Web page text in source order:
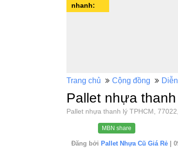
nhanh:
Trang chủ Cộng đồng
Pallet nhựa
Pallet nhựa thanh lý TPHCM,
MBN share
Đăng bởi Pallet Nhựa Cũ Giá Rẻ |